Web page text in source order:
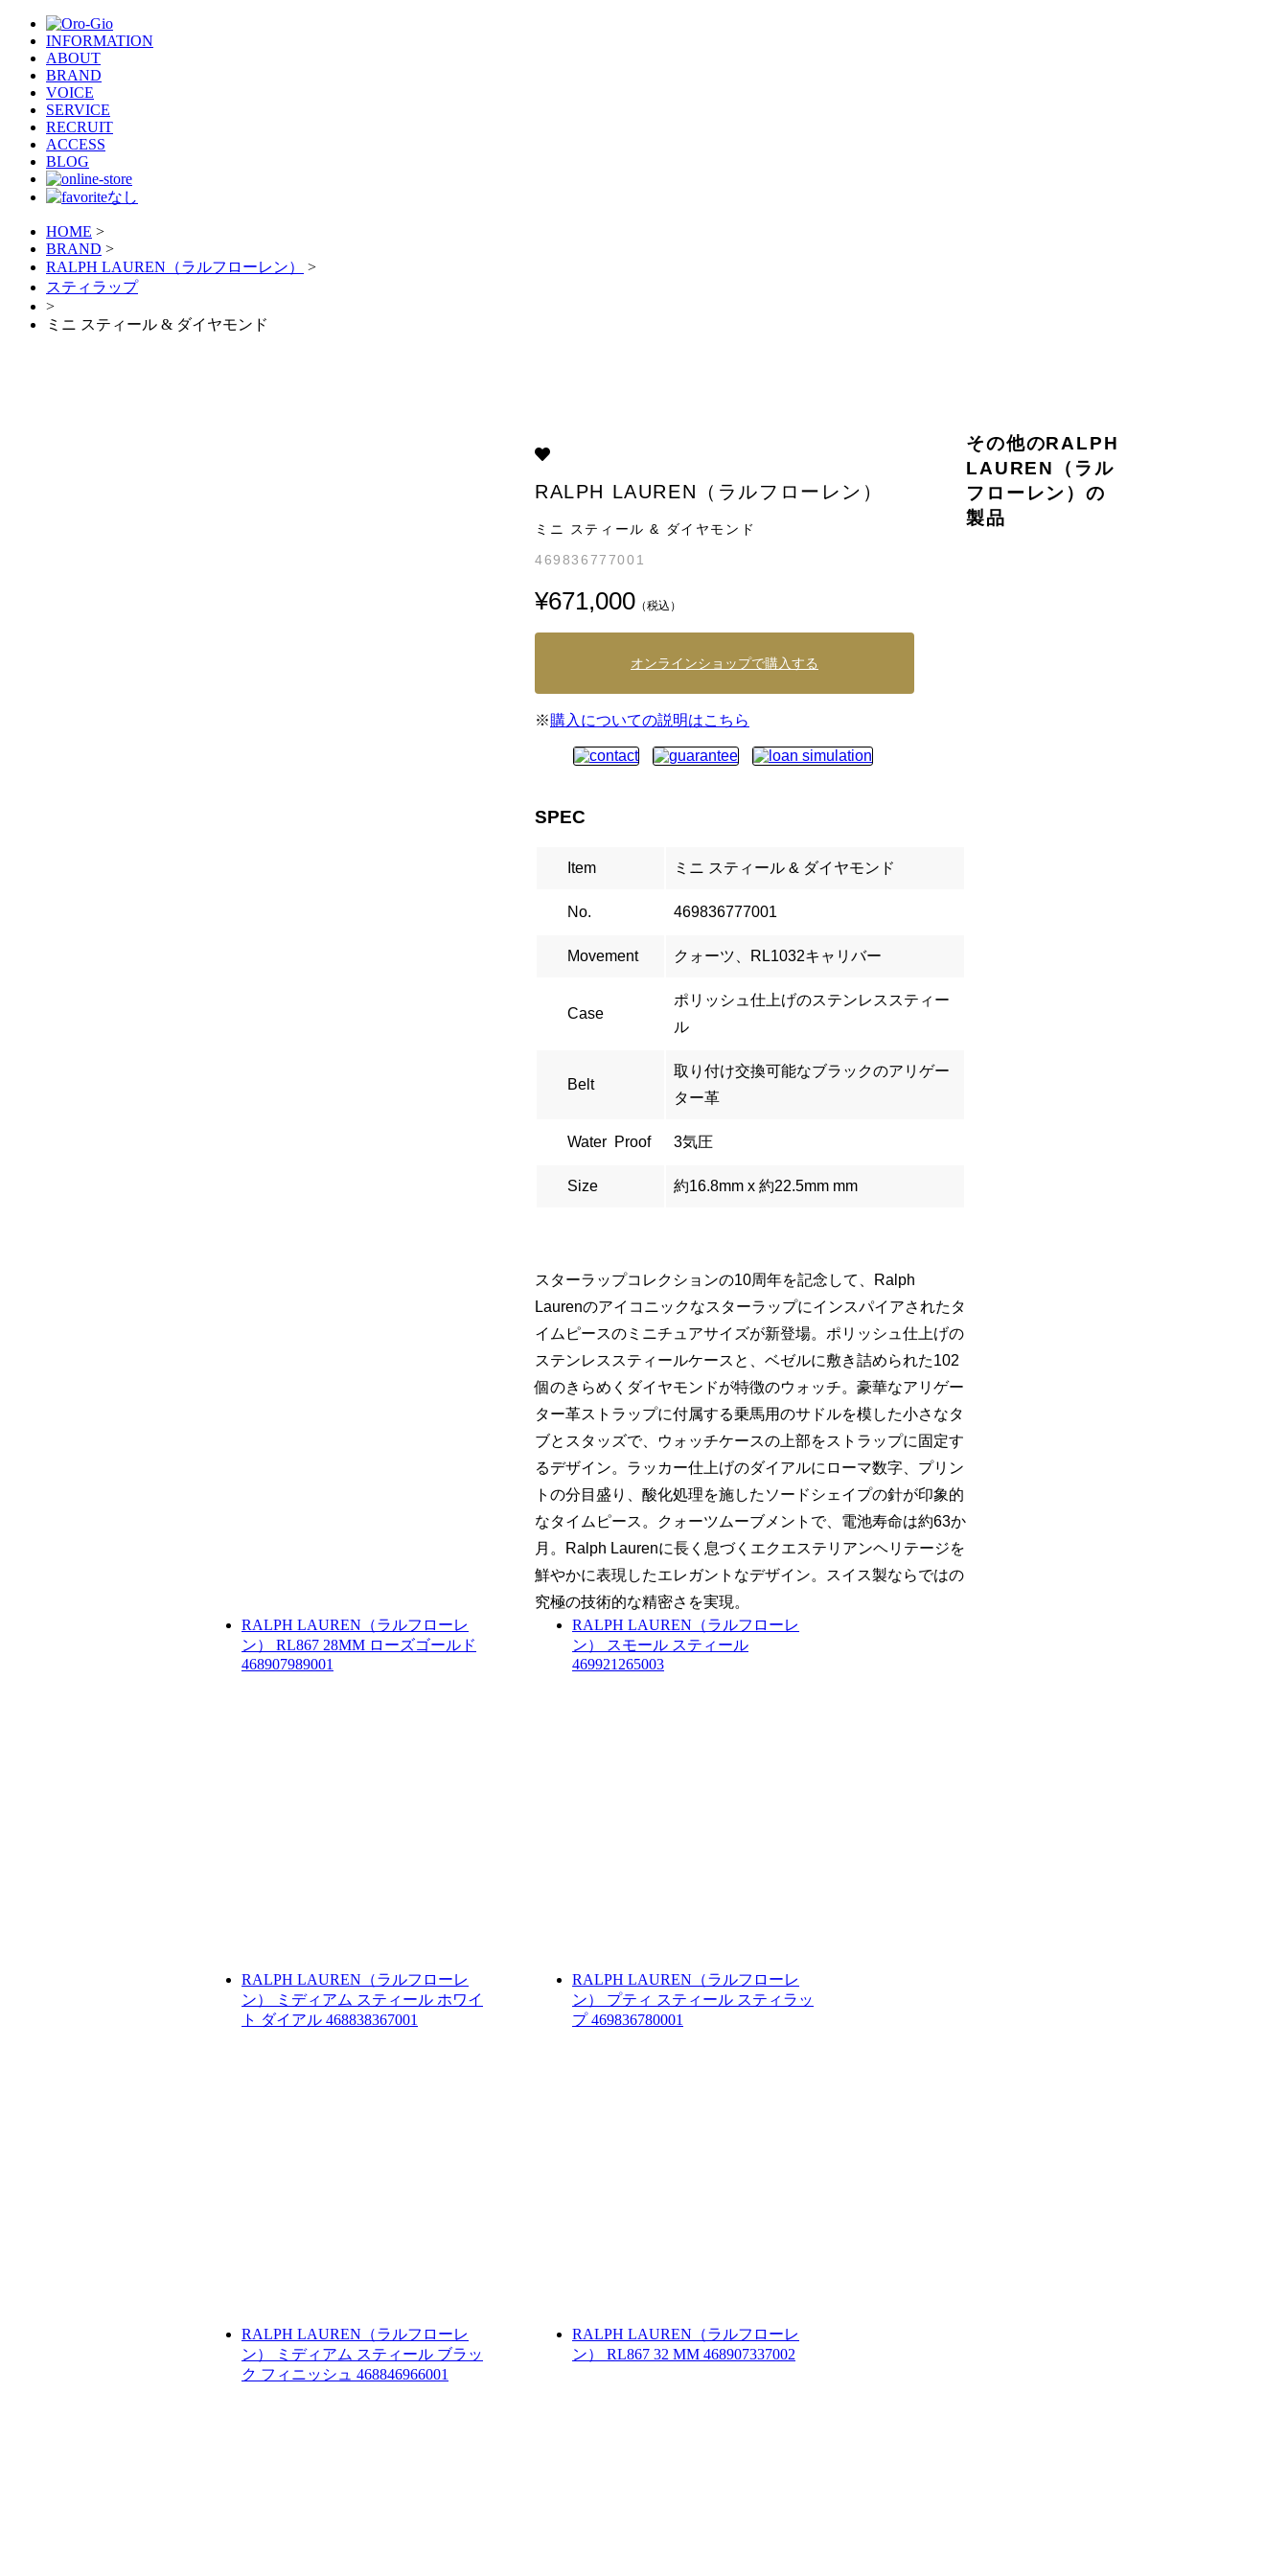
INFORMATION
ABOUT
BRAND
VOICE
SERVICE
RECRUIT
ACCESS
BLOG
HOME >
BRAND >
RALPH LAUREN（ラルフローレン）
>
スティラップ
>
ミニ スティール & ダイヤモンド
RALPH LAUREN（ラルフローレン）
ミニ スティール & ダイヤモンド
469836777001
¥671,000 （税込）
オンラインショップで購入する
※購入についての説明はこちら
SPEC
Item ミニ スティール & ダイヤモンド
No. 469836777001
Movement クォーツ、RL1032キャリバー
Case
ポリッシュ仕上げのステンレススティー
ル
Belt
取り付け交換可能なブラックのアリゲー
ター革
Water Proof 3気圧
Size 約16.8mm x 約22.5mm mm
スターラップコレクションの10周年を記念して、Ralph
Laurenのアイコニックなスターラップにインスパイアされたタ
イムピースのミニチュアサイズが新登場。ポリッシュ仕上げの
ステンレススティールケースと、ベゼルに敷き詰められた102
個のきらめくダイヤモンドが特徴のウォッチ。豪華なアリゲー
ター革ストラップに付属する乗馬用のサドルを模した小さなタ
ブとスタッズで、ウォッチケースの上部をストラップに固定す
るデザイン。ラッカー仕上げのダイアルにローマ数字、プリン
トの分目盛り、酸化処理を施したソードシェイプの針が印象的
なタイムピース。クォーツムーブメントで、電池寿命は約63か
月。Ralph Laurenに長く息づくエクエステリアンヘリテージを
鮮やかに表現したエレガントなデザイン。スイス製ならではの
究極の技術的な精密さを実現。
その他のRALPH
LAUREN（ラル
フローレン）の
製品
RALPH LAUREN（ラルフローレ
ン）
RL867 28MM ローズゴールド
468907989001
RALPH LAUREN（ラルフローレ
ン）
スモール スティール
469921265003
RALPH LAUREN（ラルフローレ
ン）
ミディアム スティール ホワイ
ト ダイアル 468838367001
RALPH LAUREN（ラルフローレ
ン）
プティ スティール スティラッ
プ 469836780001
RALPH LAUREN（ラルフローレ
ン）
ミディアム スティール ブラッ
ク フィニッシュ 468846966001
RALPH LAUREN（ラルフローレ
ン）
RL867 32 MM 468907337002